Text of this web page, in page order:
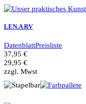
LEN.A RV
DatenblattPreisliste
37,95 €
29,95 €
zzgl. Mwst